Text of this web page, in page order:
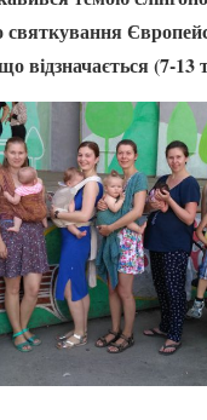
святкування
відзначається (7-13